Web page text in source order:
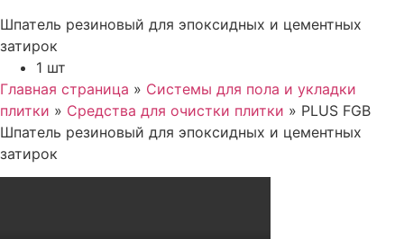
Шпатель резиновый для эпоксидных и цементных
затирок
1 шт
Главная страница » Cистемы для пола и укладки
плитки » Средства для очистки плитки » PLUS FGB
Шпатель резиновый для эпоксидных и цементных
затирок